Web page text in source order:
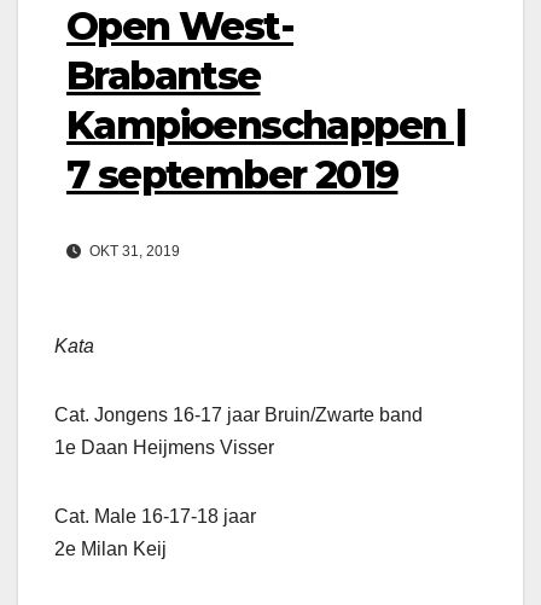
Open West-
Brabantse
Kampioenschappen |
7 september 2019
OKT 31, 2019
Kata
Cat. Jongens 16-17 jaar Bruin/Zwarte band
1e Daan Heijmens Visser
Cat. Male 16-17-18 jaar
2e Milan Keij